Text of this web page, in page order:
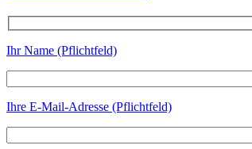
Ihr Name (Pflichtfeld)
Ihre E-Mail-Adresse (Pflichtfeld)